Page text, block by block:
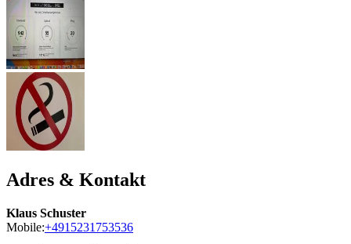
Adres & Kontakt
Klaus Schuster
Mobile:+4915231753536